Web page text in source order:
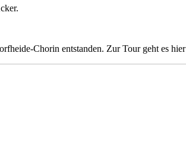
Chorin entstanden. Zur Tour geht es